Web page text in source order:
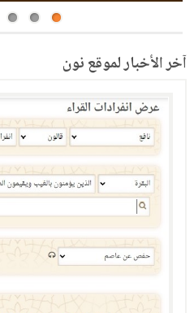
آخر الأخبار لموقع نون
التعريف بالعشر الصغرى